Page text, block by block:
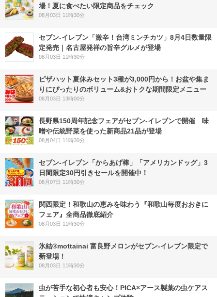
場！夏に食べたい限定商品をチェック
08月03日 11時30分
セブン-イレブン「激辛！台湾ミンチカツ」8月4日数量限
定発売｜名古屋発祥の旨辛グルメが登場
08月03日 11時30分
ピザハット夏休みセット3種が3,000円から！お盆や集ま
りにぴったりのボリューム&おトクな期間限定メニュー
08月03日 13時00分
長野県150周年記念フェアがセブン-イレブンで開催 味
噌や伝統野菜を使った新商品21品が登場
08月04日 11時30分
セブン‐イレブン「からあげ棒」「アメリカンドッグ」3
日間限定30円引きセールを開催中！
08月07日 11時30分
関西限定！和歌山の恵みを味わう『和歌山毎度おおきに
フェア』全商品徹底紹介
08月03日 11時30分
氷結®mottainai 富良野メロンがセブン‐イレブン限定で
新登場！
08月03日 11時30分
虫が苦手な初心者も安心！PICA×アース製薬の虫ケアス